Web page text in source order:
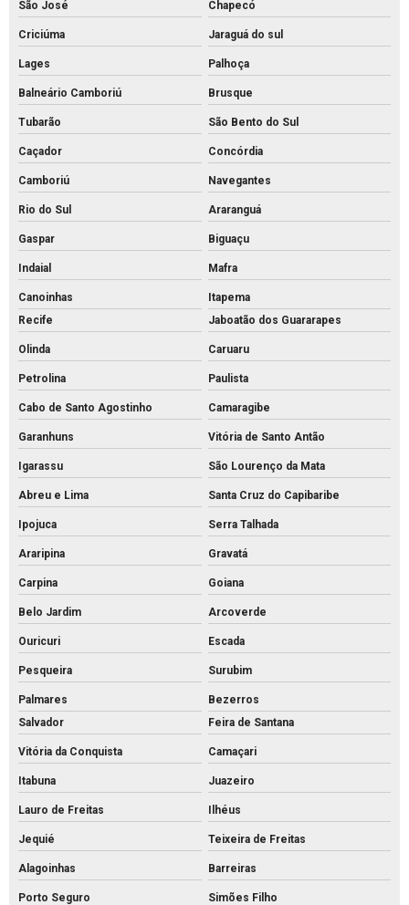
Pvs concreto preço
Pvs concreto rs
Pvs concreto valor
Pvs concreto
Tijolo de concreto para calçada
Tijolo de concreto vazado
Tijolo de concreto
Tubo de concreto 400mm
Tubo de concreto de 40cm preço
Tubo de concreto preço
Tubo de concreto valor
Venda de bloquete para calçada
São José Chapecó
Criciúma Jaraguá do sul
Lages Palhoça
Balneário Camboriú Brusque
Tubarão São Bento do Sul
Caçador Concórdia
Camboriú Navegantes
Rio do Sul Araranguá
Gaspar Biguaçu
Indaial Mafra
Canoinhas
Itapema
Recife
Jaboatão dos Guararapes
Olinda Caruaru
Petrolina Paulista
Cabo de Santo Agostinho Camaragibe
Garanhuns Vitória de Santo Antão
Igarassu São Lourenço da Mata
Abreu e Lima Santa Cruz do Capibaribe
Ipojuca Serra Talhada
Araripina Gravatá
Carpina Goiana
Belo Jardim Arcoverde
Ouricuri Escada
Pesqueira Surubim
Palmares
Bezerros
Salvador
Feira de Santana
Vitória da Conquista Camaçari
Itabuna Juazeiro
Lauro de Freitas Ilhéus
Jequié Teixeira de Freitas
Alagoinhas Barreiras
Porto Seguro Simões Filho